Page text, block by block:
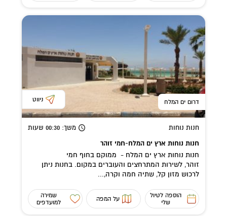
דרום ים המלח ניווט
חנות נוחות משך: 00:30 שעות
חנות נוחות ארץ ים המלח-חמי זוהר
חנות נוחות ארץ ים המלח - ממוקם בחוף חמי
זוהר, לשירות המתרחצים והעוברים במקום. בחנות ניתן
לרכוש מזון קל, שתיה חמה וקרה,...
הוספה לטיול
שלי
על המפה
שמירה
למועדפים